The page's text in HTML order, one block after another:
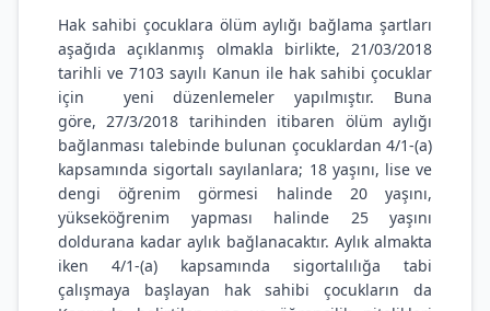
Hak sahibi çocuklara ölüm aylığı bağlama şartları
aşağıda açıklanmış olmakla birlikte, 21/03/2018
tarihli ve 7103 sayılı Kanun ile hak sahibi çocuklar
için yeni düzenlemeler yapılmıştır. Buna
göre, 27/3/2018 tarihinden itibaren ölüm aylığı
bağlanması talebinde bulunan çocuklardan 4/1-(a)
kapsamında sigortalı sayılanlara; 18 yaşını, lise ve
dengi öğrenim görmesi halinde 20 yaşını,
yükseköğrenim yapması halinde 25 yaşını
doldurana kadar aylık bağlanacaktır. Aylık almakta
iken 4/1-(a) kapsamında sigortalılığa tabi
çalışmaya başlayan hak sahibi çocukların da